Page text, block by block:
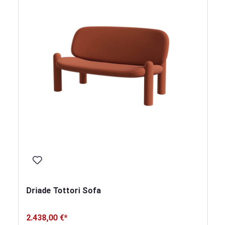
Driade Tottori Sofa
2.438,00 €*